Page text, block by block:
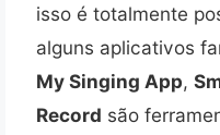
isso é totalmente
alguns aplicativos
My Singing App,
Record são